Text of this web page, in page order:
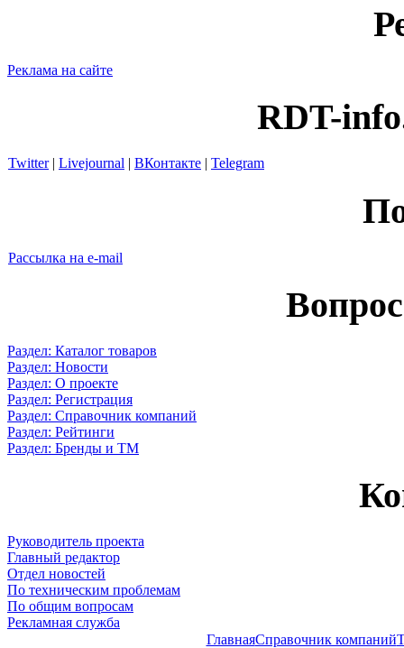
Реклама на сайте
RDT-
Twitter| Livejournal | ВКонтакте | Telegram
Рассылка на e-mail
Раздел: Каталог товаров
Раздел: Новости
Раздел: О проекте
Раздел: Регистрация
Раздел: Справочник компаний
Раздел: Рейтинги
Раздел: Бренды и ТМ
Руководитель проекта
Главный редактор
Отдел новостей
По техническим проблемам
По общим вопросам
Рекламная служба
ГлавнаяСправочник компаний